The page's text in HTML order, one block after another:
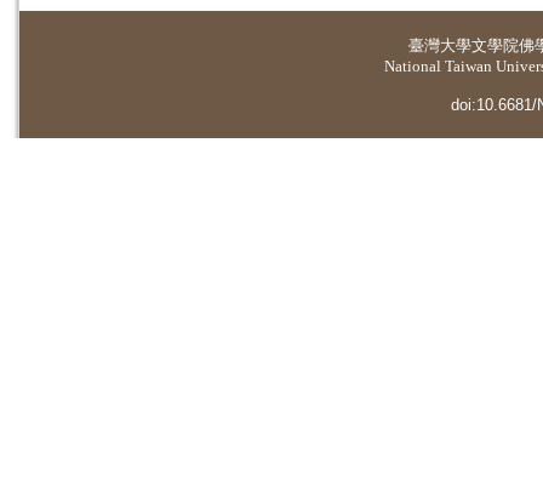
臺灣大學文學院佛
National Taiwan
doi:10.6681/